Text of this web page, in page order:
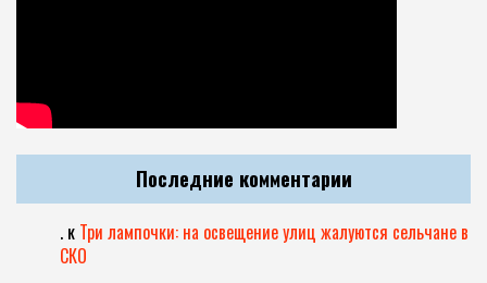
Последние комментарии
. к Три лампочки: на освещение улиц жалуются сельчане в
СКО